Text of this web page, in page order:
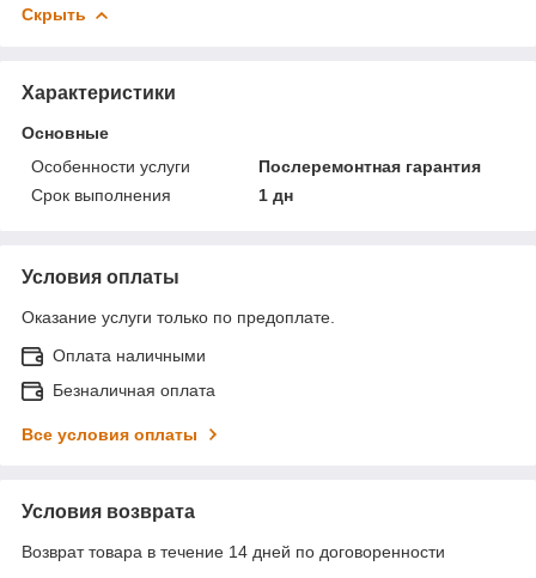
Скрыть
Характеристики
Основные
Особенности услуги
Послеремонтная гарантия
Срок выполнения
1 дн
Условия оплаты
Оказание услуги только по предоплате.
Оплата наличными
Безналичная оплата
Все условия оплаты
Условия возврата
Возврат товара в течение 14 дней по договоренности